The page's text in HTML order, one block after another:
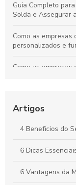
Guia Completo
Solda e Assegurar
Como as
personalizados e
Como as empresas
Eficiência da Sua
Como Escolher o
Proteção e
Biombos de Solda:
Projetos de
Artigos
4 Benefícios do
6 Dicas
6 Vantagens da